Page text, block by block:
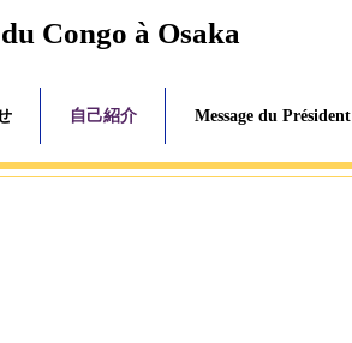
Congo à Osaka
自己紹介 Message du Président